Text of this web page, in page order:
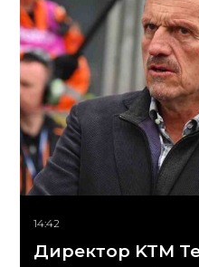
14:42
Директор KTM